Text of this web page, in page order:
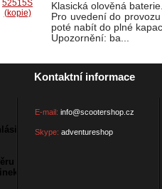
Klasická olověná
Pro uvedení do
poté nabít do plné
Upozornění: ba...
Kontaktní informace
E-mail: info@scootershop.cz
Skype: adventureshop